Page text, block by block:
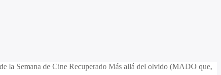
la Semana de Cine Recuperado Más allá del olvido (MADO que,